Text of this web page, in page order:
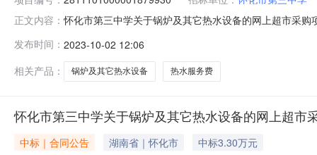
正文内容： 怀化市第三中学关于锅炉及其它热水设备的网上超市采
准\规格型号\技术标准验收结果备注1校园热水服务费
发布时间： 2023-10-02 12:06
相关产品：
锅炉及其它热水设备 热水服务费
怀化市第三中学关于锅炉及其它热水设备的网上超市
中标｜合同公告 湖南省｜怀化市
中标3.30万元